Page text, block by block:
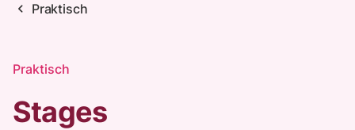
chevron_left Praktisch
Praktisch
Stages